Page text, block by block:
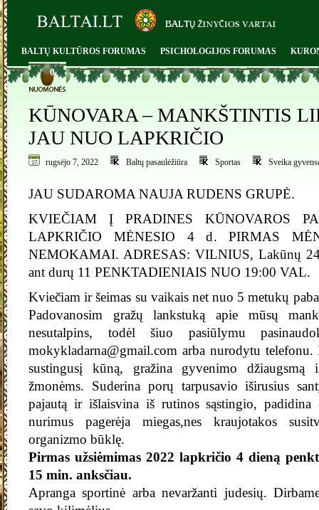
BALTŲ KULTŪROS FORUMAS PSICHOLOGIJOS FORUMAS
0
KŪNOVARA – MANKŠTINTIS
JAU NUO LAPKRIČIO
rugsėjo 7, 2022 Baltų pasaulėžiūra Sportas Sveika
JAU SUDAROMA NAUJA RUDENS GRUPĖ.
KVIEČIAM Į PRADINES KŪNOVAROS
LAPKRIČIO MĖNESIO 4 d. PIRMAS
NEMOKAMAI. ADRESAS: VILNIUS, Lakūnų
ant durų 11 PENKTADIENIAIS NUO 19:00 VAL.
Kviečiam ir šeimas su vaikais net nuo 5 metukų
Padovanosim gražų lankstuką apie mūsų
nesutalpins, todėl šiuo pasiūlymu
mokykladarna@gmail.com arba nurodytu telefonu.
sustingusį kūną, gražina gyvenimo
žmonėms. Suderina porų tarpusavio iširusius
pajautą ir išlaisvina iš rutinos sąstingio, padidina
nurimus pagerėja miegas,nes kraujotakos
organizmo būklę.
Pirmas užsiėmimas 2022 lapkričio 4 dieną
15 min. anksčiau.
Apranga sportinė arba nevaržanti judesių.